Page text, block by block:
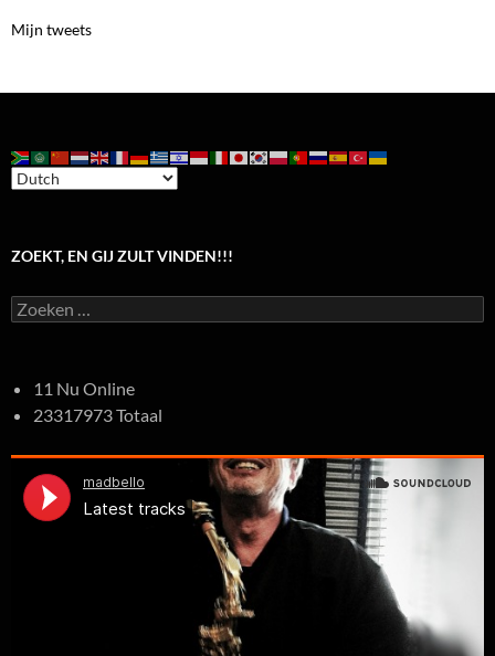
Mijn tweets
ZOEKT, EN GIJ ZULT VINDEN!!!
Zoeken
naar:
11 Nu Online
23317973 Totaal